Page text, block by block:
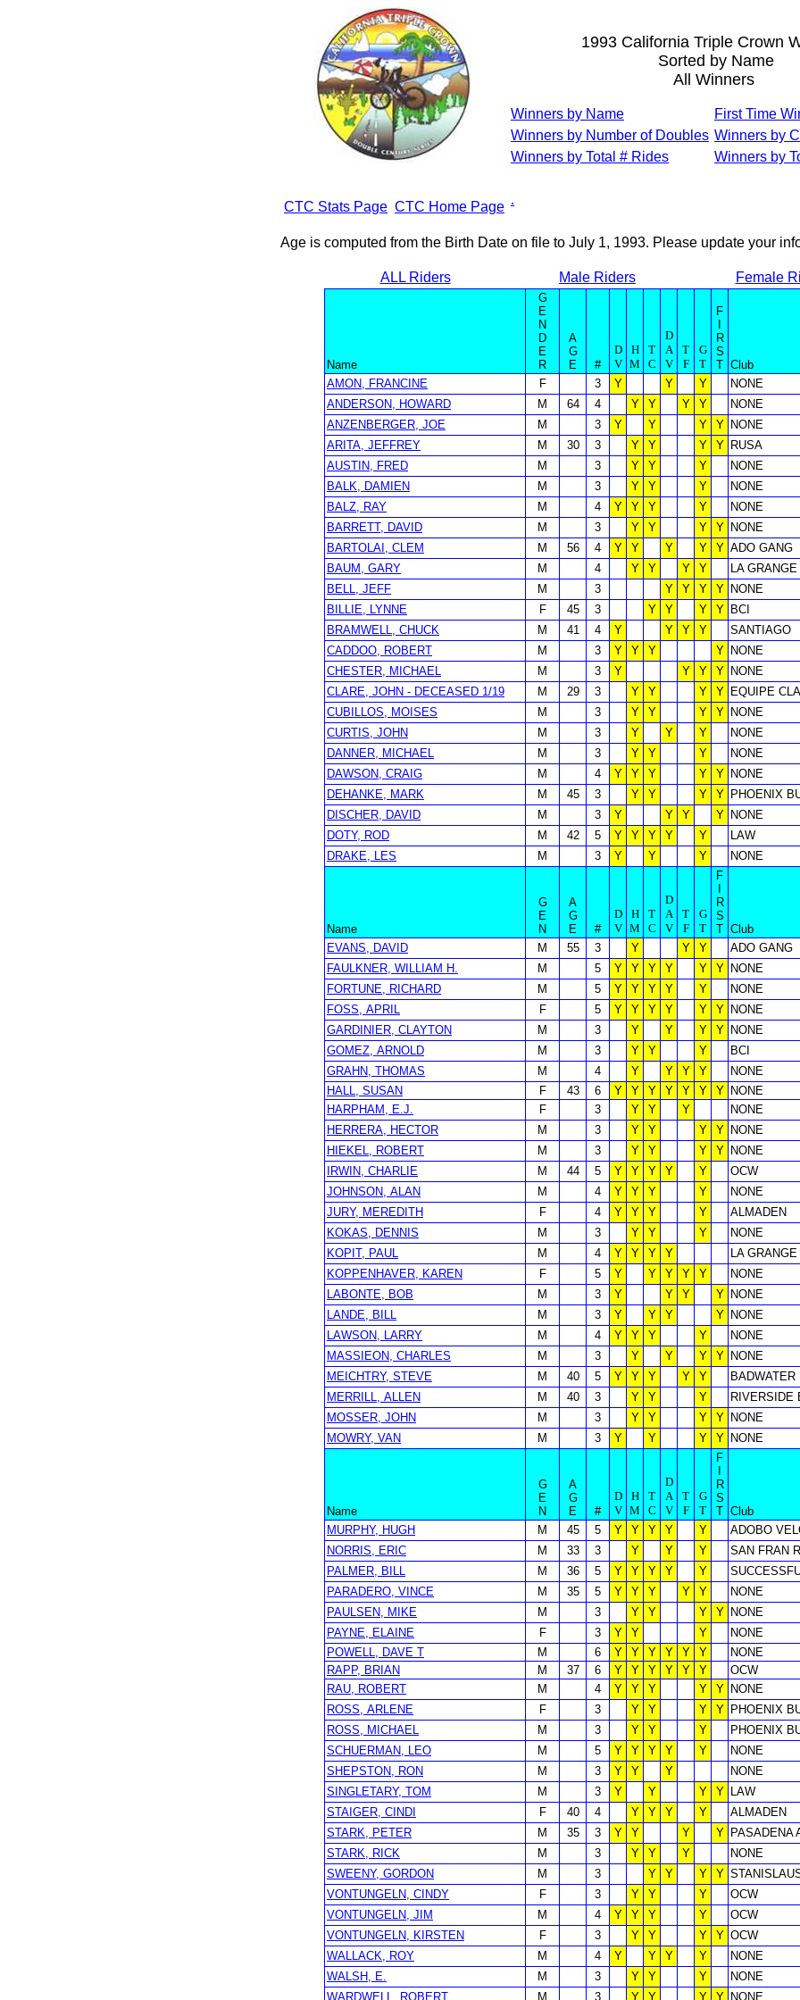
CTC Stats Page CTC Home Page
1993 California Triple Crown
Sorted by Name
All Winners
Winners by Name
First Time
Winners by Number of Doubles Winners by
Winners by Total # Rides
Winners by
.
Age is computed from the Birth Date on file to July 1, 1993. Please update your
ALL Riders Male Riders Female
Name
G
E
N
D
E
R
A
G
E
#
D
V
H
M
T
C
D
A
V
T
F
G
T
F
R
S
T Club
AMON, FRANCINE
F 3 Y Y Y
NONE
ANDERSON, HOWARD
M 64 4 Y Y Y Y
NONE
ANZENBERGER, JOE
M 3 Y Y Y Y
NONE
ARITA, JEFFREY
M 30 3 Y Y Y Y
RUSA
AUSTIN, FRED
M 3 Y Y Y
NONE
BALK, DAMIEN
M 3 Y Y Y
NONE
BALZ, RAY
M 4 Y Y Y Y
NONE
BARRETT, DAVID
M 3 Y Y Y Y
NONE
BARTOLAI, CLEM
M 56 4 Y Y Y Y Y ADO GANG
BAUM, GARY
M 4 Y Y Y Y
LA GRANGE
BELL, JEFF
M 3 Y Y Y Y
NONE
BILLIE, LYNNE
F 45 3 Y Y Y Y
BCI
BRAMWELL, CHUCK
M 41 4 Y Y Y Y
SANTIAGO
CADDOO, ROBERT
M 3 Y Y Y Y
NONE
CHESTER, MICHAEL
M 3 Y Y Y Y
NONE
CLARE, JOHN - DECEASED 1/19
M 29 3 Y Y Y Y
EQUIPE
CUBILLOS, MOISES
M 3 Y Y Y Y
NONE
CURTIS, JOHN
M 3 Y Y Y
NONE
DANNER, MICHAEL
M 3 Y Y Y
NONE
DAWSON, CRAIG
M 4 Y Y Y Y Y
NONE
DEHANKE, MARK
M 45 3 Y Y Y Y
PHOENIX
DISCHER, DAVID
M 3 Y Y Y Y
NONE
DOTY, ROD
M 42 5 Y Y Y Y Y
LAW
DRAKE, LES
M 3 Y Y Y NONE
Name
G
E
N
A
G
E
#
D
V
H
M
T
C
D
A
V
T
F
G
T
F
R
S
T Club
EVANS, DAVID
M 55 3 Y Y Y
ADO GANG
FAULKNER, WILLIAM H.
M 5 Y Y Y Y Y Y
NONE
FORTUNE, RICHARD
M 5 Y Y Y Y Y
NONE
FOSS, APRIL
F 5 Y Y Y Y Y Y
NONE
GARDINIER, CLAYTON
M 3 Y Y Y Y
NONE
GOMEZ, ARNOLD
M 3 Y Y Y
BCI
GRAHN, THOMAS
M 4 Y Y Y Y
NONE
HALL, SUSAN
F 43 6 Y Y Y Y Y Y Y
NONE
HARPHAM, E.J.
F 3 Y Y Y
NONE
HERRERA, HECTOR
M 3 Y Y Y Y
NONE
HIEKEL, ROBERT
M 3 Y Y Y Y
NONE
IRWIN, CHARLIE
M 44 5 Y Y Y Y Y
OCW
JOHNSON, ALAN
M 4 Y Y Y Y
NONE
JURY, MEREDITH
F 4 Y Y Y Y
ALMADEN
KOKAS, DENNIS
M 3 Y Y Y
NONE
KOPIT, PAUL
M 4 Y Y Y Y
LA GRANGE
KOPPENHAVER, KAREN
F 5 Y Y Y Y Y
NONE
LABONTE, BOB
M 3 Y Y Y Y
NONE
LANDE, BILL
M 3 Y Y Y Y
NONE
LAWSON, LARRY
M 4 Y Y Y Y
NONE
MASSIEON, CHARLES
M 3 Y Y Y Y
NONE
MEICHTRY, STEVE
M 40 5 Y Y Y Y Y
BADWATER
MERRILL, ALLEN
M 40 3 Y Y Y
RIVERSIDE
MOSSER, JOHN
M 3 Y Y Y Y
NONE
MOWRY, VAN
M 3 Y Y Y Y NONE
Name
G
E
N
A
G
E
#
D
V
H
M
T
C
D
A
V
T
F
G
T
F
R
S
T Club
MURPHY, HUGH
M 45 5 Y Y Y Y Y
ADOBO
NORRIS, ERIC
M 33 3 Y Y Y
SAN FRAN
PALMER, BILL
M 36 5 Y Y Y Y Y
PARADERO, VINCE
M 35 5 Y Y Y Y Y
NONE
PAULSEN, MIKE
M 3 Y Y Y Y
NONE
PAYNE, ELAINE
F 3 Y Y Y
NONE
POWELL, DAVE T
M 6 Y Y Y Y Y Y
NONE
RAPP, BRIAN
M 37 6 Y Y Y Y Y Y
OCW
RAU, ROBERT
M 4 Y Y Y Y Y
NONE
ROSS, ARLENE
F 3 Y Y Y Y
PHOENIX
ROSS, MICHAEL
M 3 Y Y Y
PHOENIX
SCHUERMAN, LEO
M 5 Y Y Y Y Y
NONE
SHEPSTON, RON
M 3 Y Y Y
NONE
SINGLETARY, TOM
M 3 Y Y Y Y
LAW
STAIGER, CINDI
F 40 4 Y Y Y Y
ALMADEN
STARK, PETER
M 35 3 Y Y Y Y
PASADENA
STARK, RICK
M 3 Y Y Y
NONE
SWEENY, GORDON
M 3 Y Y Y Y
VONTUNGELN, CINDY
F 3 Y Y Y
OCW
VONTUNGELN, JIM
M 4 Y Y Y Y
OCW
VONTUNGELN, KIRSTEN
F 3 Y Y Y Y OCW
WALLACK, ROY
M 4 Y Y Y Y
NONE
WALSH, E.
M 3 Y Y Y
NONE
WARDWELL, ROBERT
M 3 Y Y Y Y NONE